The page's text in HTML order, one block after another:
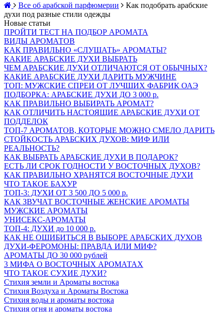
Все об арабской парфюмерии
Как подобрать арабские
духи под разные стили одежды
Новые статьи
ПРОЙТИ ТЕСТ НА ПОДБОР АРОМАТА
ВИДЫ АРОМАТОВ
КАК ПРАВИЛЬНО «СЛУШАТЬ» АРОМАТЫ?
КАКИЕ АРАБСКИЕ ДУХИ ВЫБРАТЬ
ЧЕМ АРАБСКИЕ ДУХИ ОТЛИЧАЮТСЯ ОТ ОБЫЧНЫХ?
КАКИЕ АРАБСКИЕ ДУХИ ДАРИТЬ МУЖЧИНЕ
ТОП: МУЖСКИЕ СПРЕИ ОТ ЛУЧШИХ ФАБРИК ОАЭ
ПОДБОРКА: АРАБСКИЕ ДУХИ ДО 3 000 р.
КАК ПРАВИЛЬНО ВЫБИРАТЬ АРОМАТ?
КАК ОТЛИЧИТЬ НАСТОЯЩИЕ АРАБСКИЕ ДУХИ ОТ
ПОДДЕЛОК
ТОП-7 АРОМАТОВ, КОТОРЫЕ МОЖНО СМЕЛО ДАРИТЬ
СТОЙКОСТЬ АРАБСКИХ ДУХОВ: МИФ ИЛИ
РЕАЛЬНОСТЬ?
КАК ВЫБРАТЬ АРАБСКИЕ ДУХИ В ПОДАРОК?
ЕСТЬ ЛИ СРОК ГОДНОСТИ У ВОСТОЧНЫХ ДУХОВ?
КАК ПРАВИЛЬНО ХРАНЯТСЯ ВОСТОЧНЫЕ ДУХИ
ЧТО ТАКОЕ БАХУР
ТОП-3: ДУХИ ОТ 3 500 ДО 5 000 р.
КАК ЗВУЧАТ ВОСТОЧНЫЕ ЖЕНСКИЕ АРОМАТЫ
МУЖСКИЕ АРОМАТЫ
УНИСЕКС-АРОМАТЫ
ТОП-4: ДУХИ до 10 000 р.
КАК НЕ ОШИБИТЬСЯ В ВЫБОРЕ АРАБСКИХ ДУХОВ
ДУХИ-ФЕРОМОНЫ: ПРАВДА ИЛИ МИФ?
АРОМАТЫ ДО 30 000 рублей
3 МИФА О ВОСТОЧНЫХ АРОМАТАХ
ЧТО ТАКОЕ СУХИЕ ДУХИ?
Стихия земли и Ароматы востока
Стихия Воздуха и Ароматы Востока
Стихия воды и ароматы востока
Стихия огня и ароматы востока